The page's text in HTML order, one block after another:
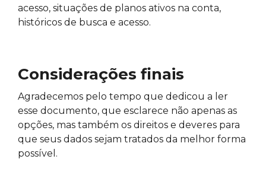
acesso, situações de planos ativos na conta,
históricos de busca e acesso.
Considerações finais
Agradecemos pelo tempo que dedicou a ler
esse documento, que esclarece não apenas as
opções, mas também os direitos e deveres para
que seus dados sejam tratados da melhor forma
possível.